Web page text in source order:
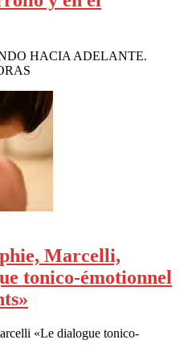
HACIA ADELANTE.
Marcelli,
tonico-émotionnel
«Le dialogue tonico-